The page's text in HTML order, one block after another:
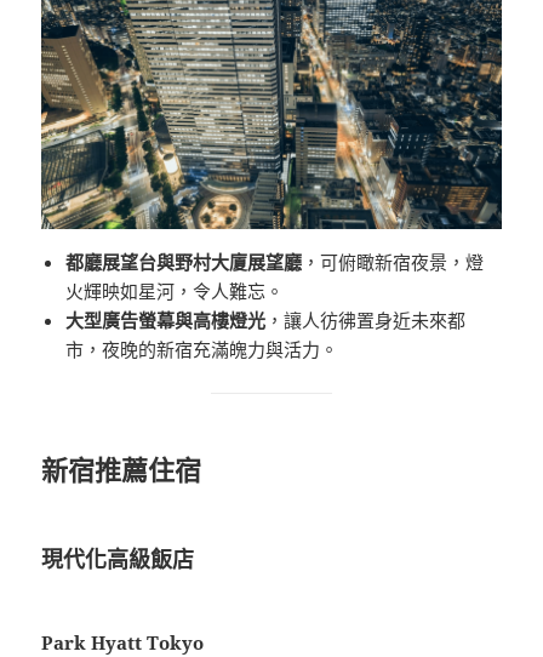
都廳展望台與野村大廈展望廳 ，可俯瞰新宿夜景，燈
火輝映如星河，令人難忘。
大型廣告螢幕與高樓燈光 ，讓人彷彿置身近未來都
市，夜晚的新宿充滿魄力與活力。
新宿推薦住宿
現代化高級飯店
Park Hyatt Tokyo